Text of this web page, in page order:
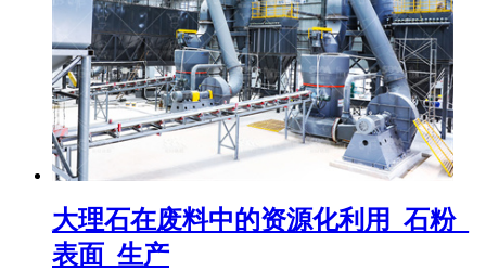
大理石在废料中的资源化利用_石粉_
表面_生产